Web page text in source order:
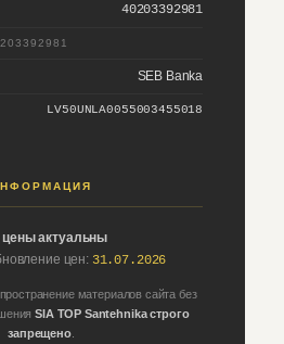
40203392981
SEB Banka
LV50UNLA0055003455018
цены актуальны
цен: 31.07.2026
материалов сайта без
SIA TOP Santehnika строго
запрещено.